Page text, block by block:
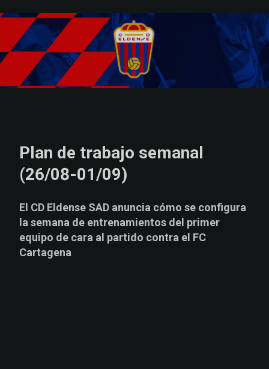
Plan de trabajo semanal
(26/08-01/09)
El CD Eldense SAD anuncia cómo se configura
la semana de entrenamientos del primer
equipo de cara al partido contra el FC
Cartagena